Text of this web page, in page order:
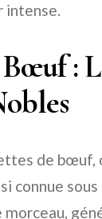
intense.
:
de bœuf,
connue
morceau,